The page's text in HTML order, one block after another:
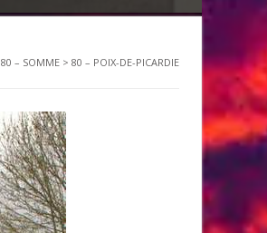
80 – SOMME > 80 – POIX-DE-PICARDIE